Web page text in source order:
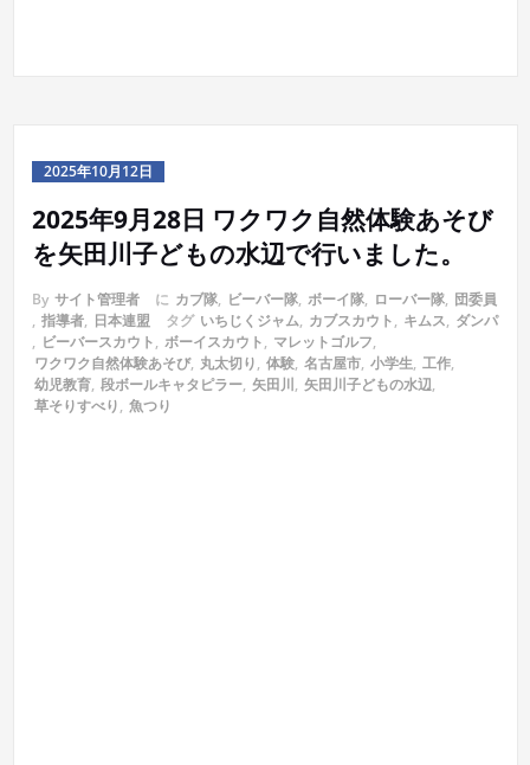
2025年10月12日
2025年9月28日 ワクワク自然体験あそび
を矢田川子どもの水辺で行いました。
By サイト管理者 に カブ隊, ビーバー隊, ボーイ隊, ローバー隊, 団委員
, 指導者, 日本連盟 タグ いちじくジャム, カブスカウト, キムス, ダンパ
, ビーバースカウト, ボーイスカウト, マレットゴルフ,
ワクワク自然体験あそび, 丸太切り, 体験, 名古屋市, 小学生, 工作,
幼児教育, 段ボールキャタピラー, 矢田川, 矢田川子どもの水辺,
草そりすべり, 魚つり